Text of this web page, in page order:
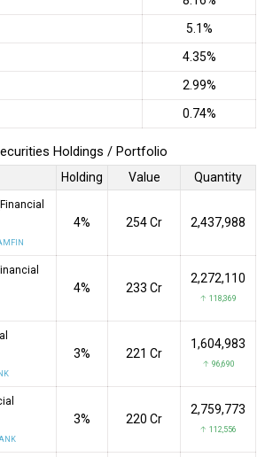
5.1%
4.35%
2.99%
0.74%
Holdings / Portfolio
Holding Value
Quantity
4% ₹254 Cr 2,437,988
4% ₹233 Cr
2,272,110
↑ 118,369
3% ₹221 Cr
1,604,983
↑ 96,690
3% ₹220 Cr
2,759,773
↑ 112,556